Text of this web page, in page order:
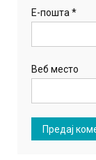
Е-пошта*
Веб место